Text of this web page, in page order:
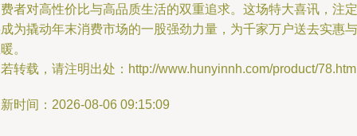
者对高性价比与高品质生活的双重追求。这场特大喜讯，注定
为撬动年末消费市场的一股强劲力量，为千家万户送去实惠与
。
转载，请注明出处：http://www.hunyinnh.com/product/
时间：2026-08-06 09:15:09